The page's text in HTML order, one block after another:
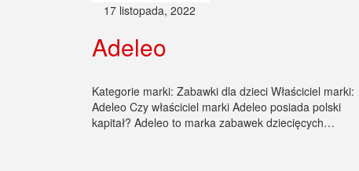
17 listopada, 2022
Adeleo
Kategorie marki: Zabawki dla dzieci Właściciel marki:
Adeleo Czy właściciel marki Adeleo posiada polski
kapitał? Adeleo to marka zabawek dziecięcych…